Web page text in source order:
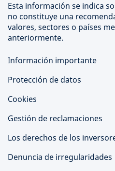
Esta información se indica
no constituye una
valores, sectores o países
anteriormente.
Información importante
Protección de datos
Cookies
Gestión de reclamaciones
Los derechos de los
Denuncia de irregularidades